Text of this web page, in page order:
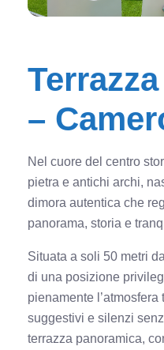
–
Nel cuore del centro
pietra e antichi archi,
dimora autentica che
panorama, storia e
Situata a soli 50 metri
di una posizione
pienamente
suggestivi e silenzi
terrazza panoramica,